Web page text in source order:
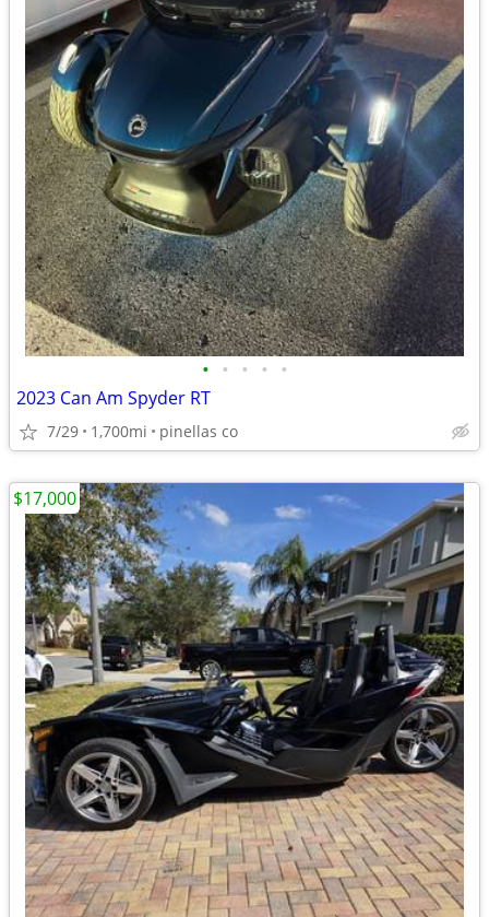
• • • • •
2023 Can Am Spyder RT
7/29 1,700mi pinellas co
$17,000